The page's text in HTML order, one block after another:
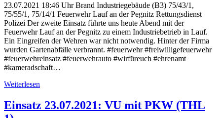
23.07.2021 18:46 Uhr Brand Industriegebäude (B3) 75/43/1,
75/55/1, 75/14/1 Feuerwehr Lauf an der Pegnitz Rettungsdienst
Polizei Der zweite Einsatz führte uns heute Abend mit der
Feuerwehr Lauf an der Pegnitz zu einem Industriebetrieb in Lauf.
Ein Eingreifen der Wehren war nicht notwendig. Hinter der Firma
wurden Gartenabfälle verbrannt. #feuerwehr #freiwilligefeuerwehr
#feuerwehreinsatz #feuerwehrauto #wirfüreuch #ehrenamt
#kameradschaft…
Weiterlesen
Einsatz 23.07.2021: VU mit PKW (THL